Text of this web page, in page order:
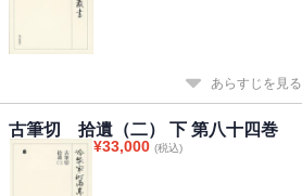
あらすじを見る
古筆切 拾遺（二） 下 第八十四巻
¥33,000 (税込)